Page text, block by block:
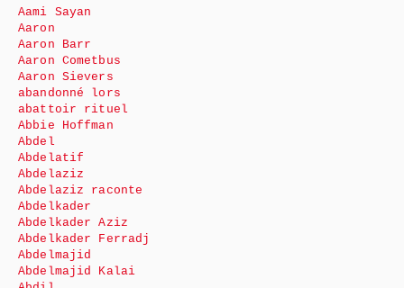
Aami Sayan
Aaron
Aaron Barr
Aaron Cometbus
Aaron Sievers
abandonné lors
abattoir rituel
Abbie Hoffman
Abdel
Abdelatif
Abdelaziz
Abdelaziz raconte
Abdelkader
Abdelkader Aziz
Abdelkader Ferradj
Abdelmajid
Abdelmajid Kalai